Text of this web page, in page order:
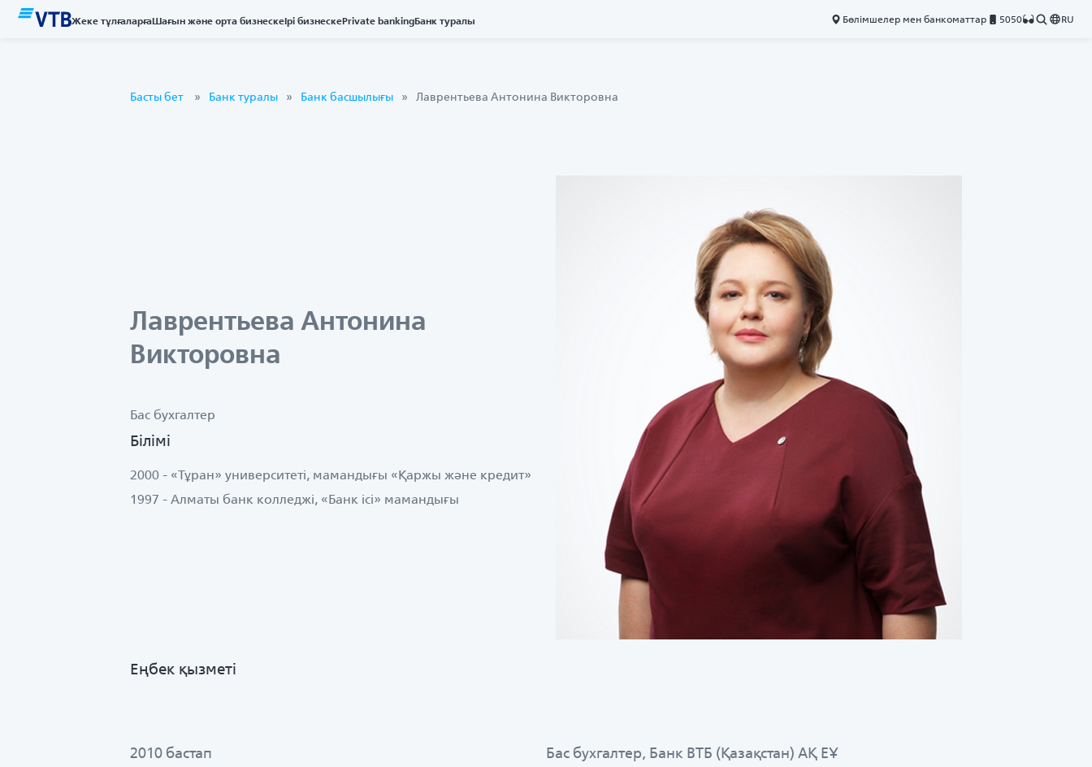
Жеке тұлғаларғаШағын және орта бизнескеІрі бизнескеPrivate bankingБанк туралы Бөлімшелер мен банкоматтар 5050 RU
Басты бет Банк туралы Банк басшылығы Лаврентьева Антонина Викторовна
Лаврентьева Антонина
Викторовна
Бас бухгалтер
Білімі
2000 - «Тұран» университеті, мамандығы «Қаржы және кредит»
1997 - Алматы банк колледжі, «Банк ісі» мамандығы
Еңбек қызметі
2010 бастап Бас бухгалтер, Банк ВТБ (Қазақстан) АҚ ЕҰ